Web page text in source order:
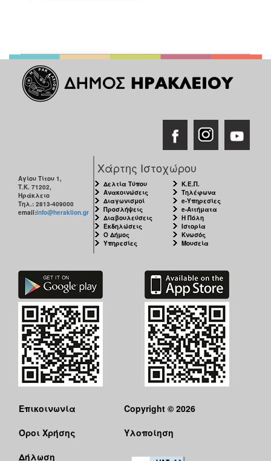
Αγίου Τίτου 1,
Τ.Κ. 71202,
Ηράκλειο
Τηλ.: 2813-409000
email:info@heraklion.gr
Χάρτης Ιστοχώρου
Δελτία Τύπου
Ανακοινώσεις
Διαγωνισμοί
Προσλήψεις
Διαβουλεύσεις
Εκδηλώσεις
Ο Δήμος
Υπηρεσίες
Κ.Ε.Π.
Τηλέφωνα
e-Υπηρεσίες
e-Αιτήματα
Η Πόλη
Ιστορία
Κνωσός
Μουσεία
Επικοινωνία
Όροι Χρήσης
Δήλωση
Copyright © 2026
Υλοποίηση